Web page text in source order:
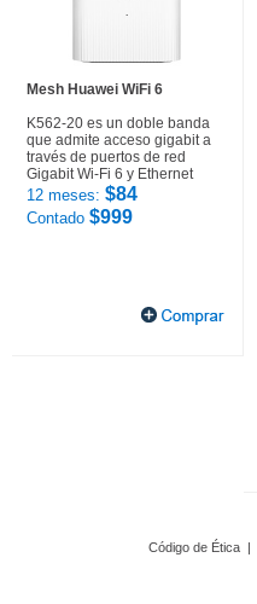
Mesh Huawei WiFi 6
K562-20 es un doble banda
que admite acceso gigabit a
través de puertos de red
Gigabit Wi-Fi 6 y Ethernet
12 meses: $84
Contado $999
Código de Ética |